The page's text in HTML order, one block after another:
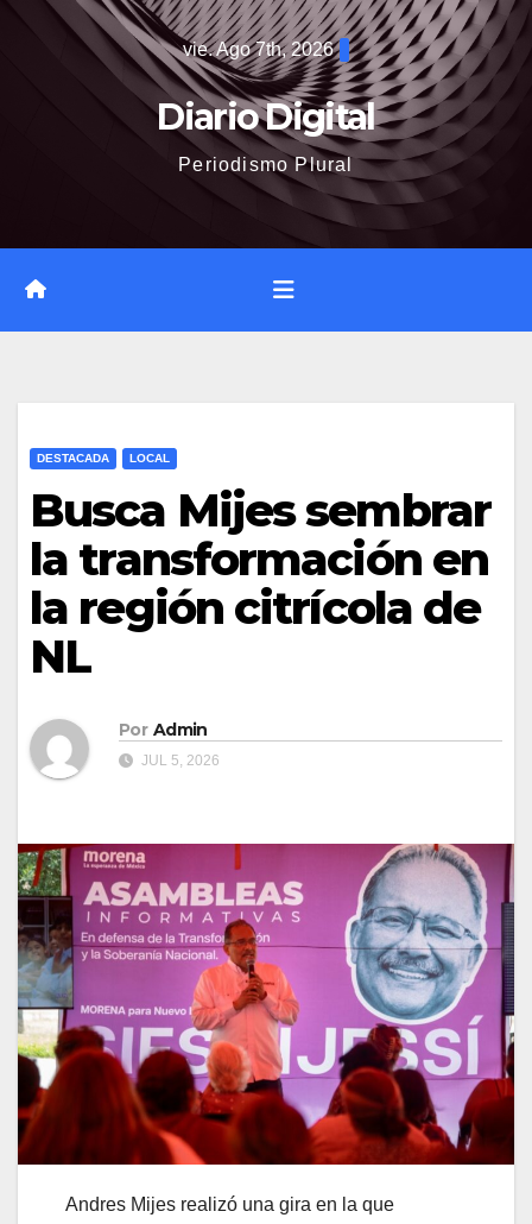
vie. Ago 7th, 2026
Diario Digital
Periodismo Plural
DESTACADA LOCAL
Busca Mijes sembrar
la transformación en
la región citrícola de
NL
Por Admin
JUL 5, 2026
Andres Mijes realizó una gira en la que